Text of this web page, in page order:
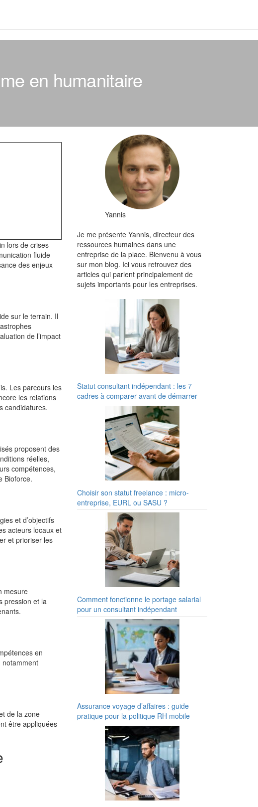
en humanitaire
lors de crises
fluide
des enjeux
sur le terrain. Il
de l’impact
Les parcours les
les relations
candidatures.
proposent des
réelles,
compétences,
Bioforce.
et d’objectifs
acteurs locaux et
et prioriser les
mesure
pression et la
en
notamment
de la zone
être appliquées
Yannis
Je me présente Yannis, directeur des
ressources humaines dans une
entreprise de la place. Bienvenu à vous
sur mon blog. Ici vous retrouvez des
articles qui parlent principalement de
sujets importants pour les entreprises.
Statut consultant indépendant : les 7
cadres à comparer avant de démarrer
Choisir son statut freelance : micro-
entreprise, EURL ou SASU ?
Comment fonctionne le portage salarial
pour un consultant indépendant
Assurance voyage d’affaires : guide
pratique pour la politique RH mobile